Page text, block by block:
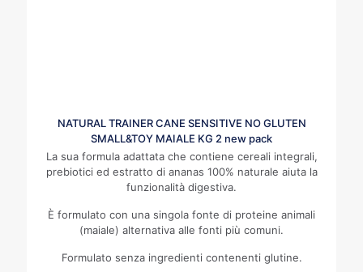
NATURAL TRAINER CANE SENSITIVE NO GLUTEN
SMALL&TOY MAIALE KG 2 new pack
La sua formula adattata che contiene cereali integrali,
prebiotici ed estratto di ananas 100% naturale aiuta la
funzionalità digestiva.
È formulato con una singola fonte di proteine animali
(maiale) alternativa alle fonti più comuni.
Formulato senza ingredienti contenenti glutine.